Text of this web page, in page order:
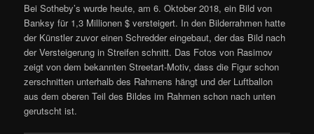
Bei Sotheby’s wurde heute, am 6. Oktober 2018, ein Bild von
Banksy für 1,3 Millionen $ versteigert. In den Bilderrahmen hatte
der Künstler zuvor einen Schredder eingebaut, der das Bild nach
der Versteigerung in Streifen schnitt. Das Fotos von Rasimov
zeigt von dem bekannten Streetart-Motiv, dass die Figur schon
zerschnitten unterhalb des Rahmens hängt und der Luftballon
aus dem oberen Teil des Bildes im Rahmen schon nach unten
gerutscht ist.